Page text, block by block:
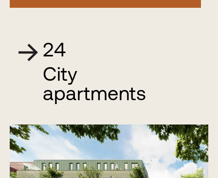
24
City
apartments